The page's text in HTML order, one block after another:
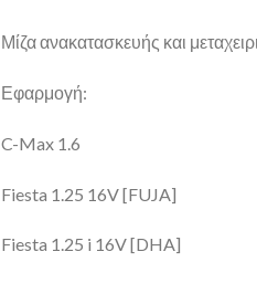
Μίζα ανακατασκευής και
Εφαρμογή:
C-Max 1.6
Fiesta 1.25 16V [FUJA]
Fiesta 1.25 i 16V [DHA]